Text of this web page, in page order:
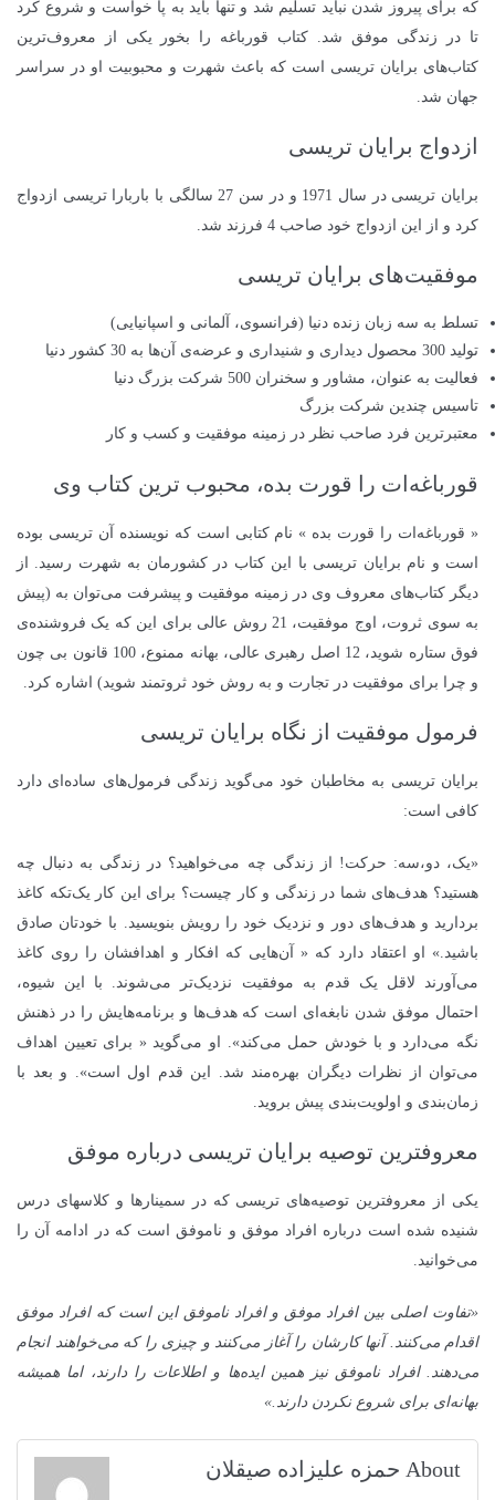
که برای پیروز شدن نباید تسلیم شد و تنها باید به پا خواست و شروع کرد
تا در زندگی موفق شد. کتاب قورباغه را بخور یکی از معروف‌ترین
کتاب‌های برایان تریسی است که باعث شهرت و محبوبیت او در سراسر
جهان شد.
ازدواج برایان تریسی
برایان تریسی در سال 1971 و در سن 27 سالگی با باربارا تریسی ازدواج
کرد و از این ازدواج خود صاحب 4 فرزند شد
.
موفقیت‌های برایان تریسی
تسلط به سه زبان زنده دنیا (فرانسوی، آلمانی و اسپانیایی)
تولید 300 محصول دیداری و شنیداری و عرضه‌ی آن‌ها به 30 کشور دنیا
فعالیت به عنوان، مشاور و سخنران 500 شرکت بزرگ دنیا
تاسیس چندین شرکت بزرگ
معتبرترین فرد صاحب نظر در زمینه موفقیت و کسب و کار
قورباغه‌ات را قورت بده، محبوب ترین کتاب وی
« قورباغه‌ات را قورت بده » نام کتابی است که نویسنده آن تریسی بوده
است و نام برایان تریسی با این کتاب در کشورمان به شهرت رسید. از
دیگر کتاب‌های معروف وی در زمینه موفقیت و پیشرفت می‌توان به (پیش
به سوی ثروت، اوج موفقیت، 21 روش عالی برای این که یک فروشنده‌ی
فوق ستاره شوید، 12 اصل رهبری عالی، بهانه ممنوع، 100 قانون بی چون
و چرا برای موفقیت در تجارت و به روش خود ثروتمند شوید) اشاره کرد.
فرمول موفقیت از نگاه برایان تریسی
برایان تریسی به مخاطبان خود می‌گوید زندگی فرمول‌های ساده‌ای دارد
کافی است:
«یک، دو،سه: حرکت! از زندگی چه می‌خواهید؟ در زندگی به دنبال چه
هستید؟ هدف‌های شما در زندگی و کار چیست؟ برای این کار یک‌تکه کاغذ
بردارید و هدف‌های دور و نزدیک خود را رویش بنویسید. با خودتان صادق
باشید.» او اعتقاد دارد که « آن‌هایی که افکار و اهدافشان را روی کاغذ
می‌آورند لاقل یک قدم به موفقیت نزدیک‌تر می‌شوند. با این شیوه،
احتمال موفق شدن نابغه‌ای است که هدف‌ها و برنامه‌هایش را در ذهنش
نگه می‌دارد و با خودش حمل می‌کند». او می‌گوید « برای تعیین اهداف
می‌توان از نظرات دیگران بهره‌مند شد. این قدم اول است». و بعد با
زمان‌بندی و اولویت‌بندی پیش بروید.
معروفترین توصیه برایان تریسی درباره موفق
یکی از معروفترین توصیه‌های تریسی که در سمینارها و کلاسهای درس
شنیده شده است درباره افراد موفق و ناموفق است که در ادامه آن را
می‌خوانید.
«تفاوت اصلی بین افراد موفق و افراد ناموفق این است که افراد موفق
اقدام می‌کنند. آنها کارشان را آغاز می‌کنند و چیزی را که می‌خواهند انجام
می‌دهند. افراد ناموفق نیز همین ایده‌ها و اطلاعات را دارند، اما همیشه
بهانه‌ای برای شروع نکردن دارند.»
About حمزه علیزاده صیقلان